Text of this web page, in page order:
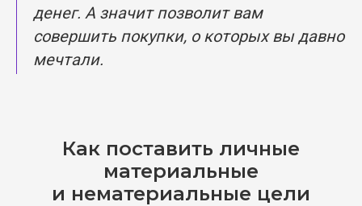
денег. А значит позволит вам
совершить покупки, о которых вы давно
мечтали.
Как поставить личные
материальные
и нематериальные цели